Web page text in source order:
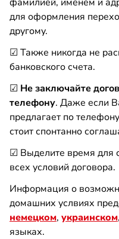
для оформления
другому.
☑ Также никогда не
банковского счета.
☑ Не заключайте
телефону. Даже если
предлагает по
стоит спонтанно
☑ Выделите время для
всех условий договора.
Информация о
домашних услвиях
немецком, украинском,
языках.